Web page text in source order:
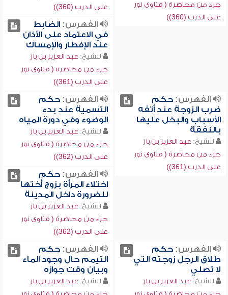
جزء من محاضرة ( فتاوى نور
على الدرب (360))
على الدرب (360))
الفهرس:الضابط
في الاعتماد على الأذان
عند الإفطار والإمساك
للشيخ: عبد العزيز بن باز
جزء من محاضرة ( فتاوى نور
على الدرب (361))
الفهرس:حكم
ضرب الزوجة عند أتفه
الأسباب والبخل عليها
بالنفقة
للشيخ: عبد العزيز بن باز
جزء من محاضرة ( فتاوى نور
على الدرب (361))
الفهرس:حكم
التسمية عند بدء
الوضوء وفي دورة المياه
للشيخ: عبد العزيز بن باز
جزء من محاضرة ( فتاوى نور
على الدرب (362))
الفهرس:حكم
اختلاء المرأة بزوج أختها
للضرورة داخل المدينة
للشيخ: عبد العزيز بن باز
جزء من محاضرة ( فتاوى نور
على الدرب (362))
الفهرس:حكم
طلاق الرجل زوجته التي
لا تصلي
للشيخ: عبد العزيز بن باز
الفهرس:حكم
التيمم حال وجود الماء
وبيان وقت جوازه
للشيخ: عبد العزيز بن باز